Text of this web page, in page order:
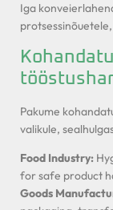
Iga
Pakume
valikule,
Food Industry:
for safe product
Goods